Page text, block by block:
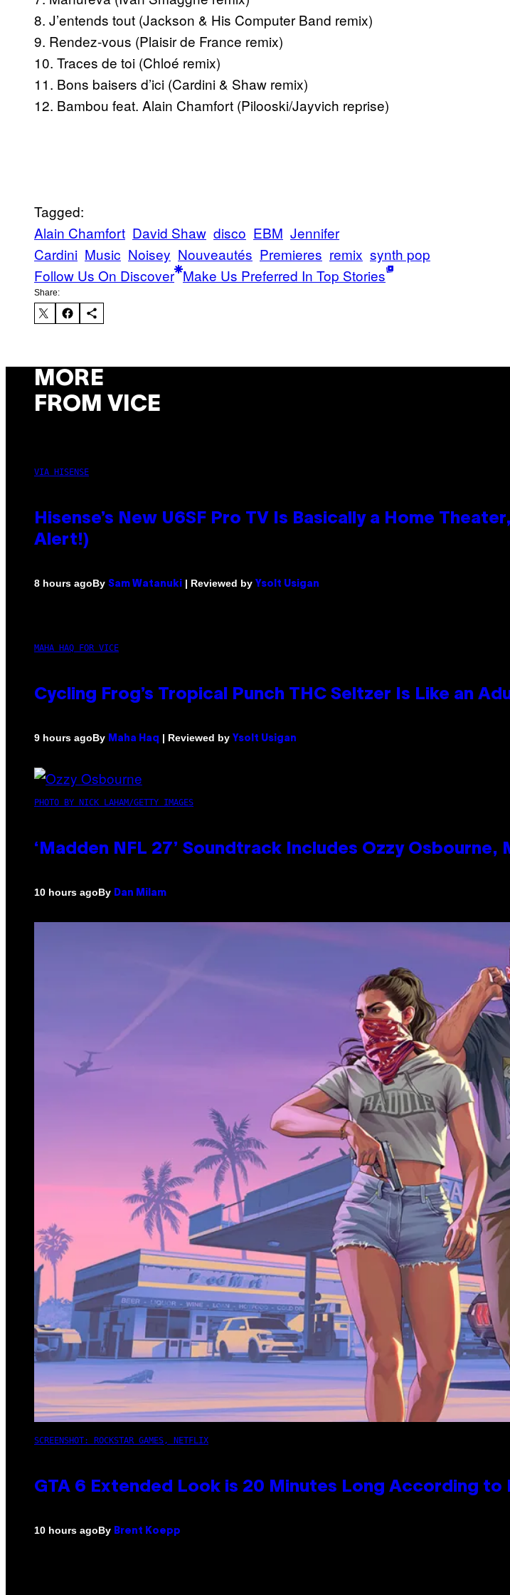
8. J’entends tout (Jackson & His Computer Band remix)
9. Rendez-vous (Plaisir de France remix)
10. Traces de toi (Chloé remix)
11. Bons baisers d’ici (Cardini & Shaw remix)
12. Bambou feat. Alain Chamfort (Pilooski/Jayvich reprise)
Tagged:
Alain Chamfort David Shaw disco EBM Jennifer
Cardini Music Noisey Nouveautés Premieres remix synth pop
Follow Us On Discover Make Us Preferred In Top Stories
Share:
MORE
FROM VICE
VIA HISENSE
Hisense’s New U6SF Pro TV Is Basically a Home
Alert!)
8 hours agoBy Sam Watanuki | Reviewed by Ysolt Usigan
MAHA HAQ FOR VICE
Cycling Frog’s Tropical Punch THC Seltzer Is Like an
9 hours agoBy Maha Haq | Reviewed by Ysolt Usigan
PHOTO BY NICK LAHAM/GETTY IMAGES
‘Madden NFL 27’ Soundtrack Includes Ozzy
10 hours agoBy Dan Milam
SCREENSHOT: ROCKSTAR GAMES, NETFLIX
GTA 6 Extended Look is 20 Minutes Long According
10 hours agoBy Brent Koepp